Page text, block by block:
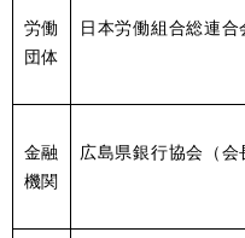
労働
団体
日本労働組合総連
金融
機関
広島県銀行協会（